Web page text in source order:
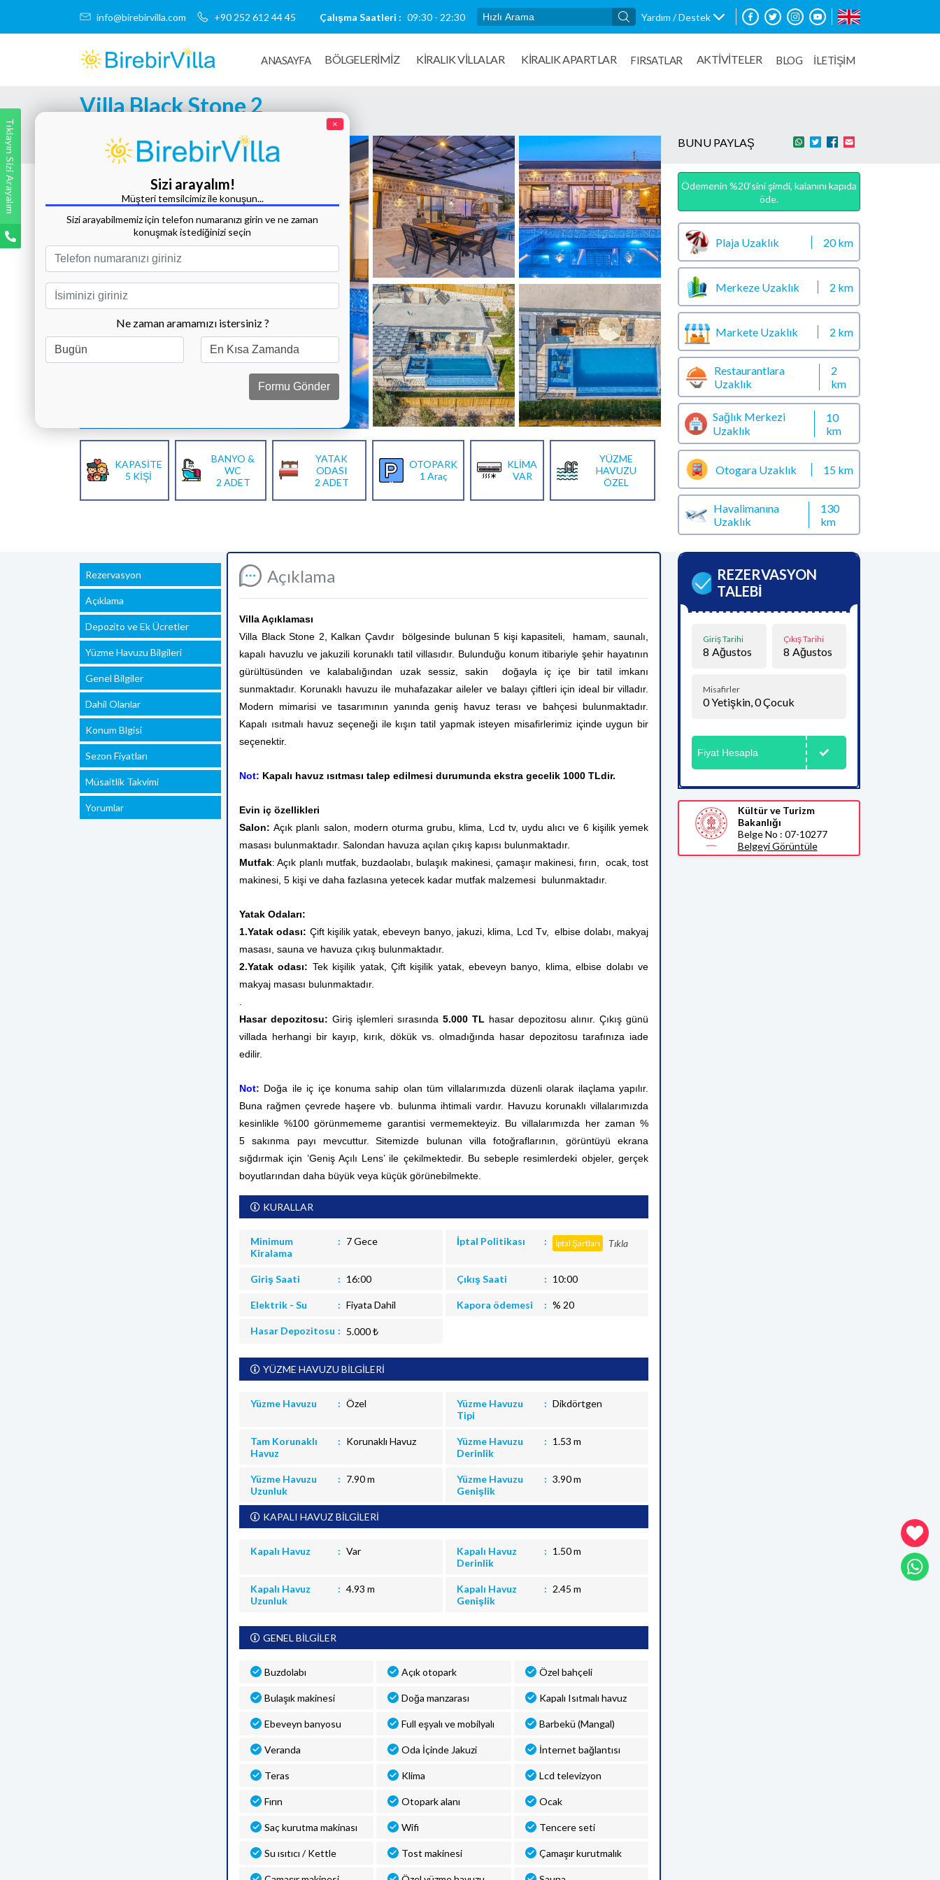
info@birebirvilla.com +90 252 612 44 45 Çalışma Saatleri : 09:30 - 22:30 Yardım / Destek
ANASAYFA BÖLGELERİMİZ KIRALIK VILLALAR KİRALIK APARTLAR FIRSATLAR AKTİVİTELER BLOG İLETİŞİM
Villa Black Stone 2
Tüm Fotoğrafları Göster
KAPASİTE
5 KİŞİ
BANYO &
WC
2 ADET
YATAK
ODASI
2 ADET
OTOPARK
1 Araç
KLİMA
VAR
YÜZME
HAVUZU
ÖZEL
BUNU PAYLAŞ
Ödemenin %20’sini şimdi, kalanını kapıda
öde.
Plaja Uzaklık 20 km
Merkeze Uzaklık 2 km
Markete Uzaklık 2 km
Restaurantlara
Uzaklık
2
km
Sağlık Merkezi
Uzaklık
10
km
Otogara Uzaklık 15 km
Havalimanına
Uzaklık
130
km
Rezervasyon
Açıklama
Depozito ve Ek Ücretler
Yüzme Havuzu Bilgileri
Genel Bilgiler
Dahil Olanlar
Konum Blgisi
Sezon Fiyatları
Müsaitlik Takvimi
Yorumlar
Açıklama
Villa Açıklaması
Villa Black Stone 2, Kalkan Çavdır bölgesinde bulunan 5 kişi kapasiteli, hamam, saunalı,
kapalı havuzlu ve jakuzili korunaklı tatil villasıdır. Bulunduğu konum itibariyle şehir hayatının
gürültüsünden ve kalabalığından uzak sessiz, sakin doğayla iç içe bir tatil imkanı
sunmaktadır. Korunaklı havuzu ile muhafazakar aileler ve balayı çiftleri için ideal bir villadır.
Modern mimarisi ve tasarımının yanında geniş havuz terası ve bahçesi bulunmaktadır.
Kapalı ısıtmalı havuz seçeneği ile kışın tatil yapmak isteyen misafirlerimiz içinde uygun bir
seçenektir.
Not: Kapalı havuz ısıtması talep edilmesi durumunda ekstra gecelik 1000 TLdir.
Evin iç özellikleri
Salon: Açık planlı salon, modern oturma grubu, klima, Lcd tv, uydu alıcı ve 6 kişilik yemek
masası bulunmaktadır. Salondan havuza açılan çıkış kapısı bulunmaktadır.
Mutfak: Açık planlı mutfak, buzdaolabı, bulaşık makinesi, çamaşır makinesi, fırın, ocak, tost
makinesi, 5 kişi ve daha fazlasına yetecek kadar mutfak malzemesi bulunmaktadır.
Yatak Odaları:
1.Yatak odası: Çift kişilik yatak, ebeveyn banyo, jakuzi, klima, Lcd Tv, elbise dolabı, makyaj
masası, sauna ve havuza çıkış bulunmaktadır.
2.Yatak odası: Tek kişilik yatak, Çift kişilik yatak, ebeveyn banyo, klima, elbise dolabı ve
makyaj masası bulunmaktadır.
Hasar depozitosu: Giriş işlemleri sırasında 5.000 TL hasar depozitosu alınır. Çıkış günü
villada herhangi bir kayıp, kırık, dökük vs. olmadığında hasar depozitosu tarafınıza iade
edilir.
Not: Doğa ile iç içe konuma sahip olan tüm villalarımızda düzenli olarak ilaçlama yapılır.
Buna rağmen çevrede haşere vb. bulunma ihtimali vardır. Havuzu korunaklı villalarımızda
kesinlikle %100 görünmememe garantisi vermemekteyiz. Bu villalarımızda her zaman %
5 sakınma payı mevcuttur.
Sitemizde bulunan villa fotoğraflarının, görüntüyü ekrana
sığdırmak için ’Geniş Açılı Lens’ ile çekilmektedir. Bu sebeple resimlerdeki objeler, gerçek
boyutlarından daha büyük veya küçük görünebilmekte.
KURALLAR
Minimum
Kiralama
7 Gece İptal Politikası İptal Şartları Tıkla
Giriş Saati 16:00 Çıkış Saati 10:00
Elektrik - Su Fiyata Dahil Kapora ödemesi % 20
Hasar Depozitosu 5.000 ₺
YÜZME HAVUZU BİLGİLERİ
Yüzme Havuzu Özel
Yüzme Havuzu
Tipi
Dikdörtgen
Tam Korunaklı
Havuz
Korunaklı Havuz
Yüzme Havuzu
Derinlik
1.53 m
Yüzme Havuzu
Uzunluk
7.90 m
Yüzme Havuzu
Genişlik
3.90 m
KAPALI HAVUZ BİLGİLERİ
Kapalı Havuz Var
Kapalı Havuz
Derinlik
1.50 m
Kapalı Havuz
Uzunluk
4.93 m
Kapalı Havuz
Genişlik
2.45 m
GENEL BİLGİLER
Buzdolabı Açık otopark Özel bahçeli
Bulaşık makinesi Doğa manzarası Kapalı Isıtmalı havuz
Ebeveyn banyosu Full eşyalı ve mobilyalı Barbekü (Mangal)
Veranda Oda İçinde Jakuzi İnternet bağlantısı
Teras Klima Lcd televizyon
Fırın Otopark alanı Ocak
Saç kurutma makinası Wifi Tencere seti
Su ısıtıcı / Kettle Tost makinesi Çamaşır kurutmalık
REZERVASYON
TALEBİ
Giriş Tarihi
8 Ağustos
Çıkış Tarihi
8 Ağustos
Misafirler
0Yetişkin,0Çocuk
Fiyat Hesapla
Kültür ve Turizm
Bakanlığı
Belge No : 07-10277
Belgeyi Görüntüle
Tıklayın Sizi Arayalım ×
Sizi arayalım!
Müşteri temsilcimiz ile konuşun...
Sizi arayabilmemiz için telefon numaranızı girin ve ne zaman
konuşmak istediğinizi seçin
Ne zaman aramamızı istersiniz ?
Formu Gönder